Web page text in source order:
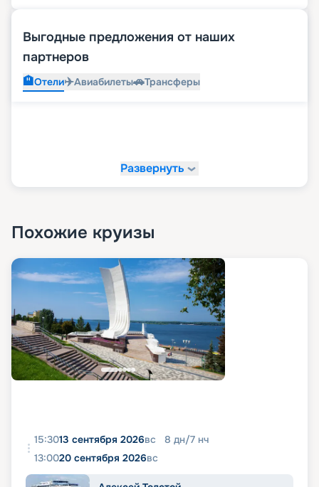
Выгодные предложения от наших
партнеров
🏨Отели✈️Авиабилеты🚗Трансферы
Развернуть
Похожие круизы
15:3013 сентября 2026вс 8 дн/7 нч
13:0020 сентября 2026вс